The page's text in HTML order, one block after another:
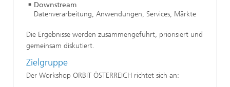
Downstream
Datenverarbeitung, Anwendungen, Services, Märkte
Die Ergebnisse werden zusammengeführt, priorisiert und
gemeinsam diskutiert.
Zielgruppe
Der Workshop ORBIT ÖSTERREICH richtet sich an: